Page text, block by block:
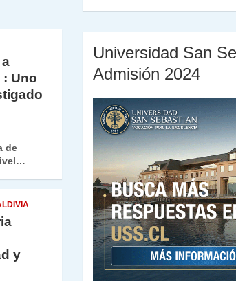
Uno
de
y
Universidad San
Admisión 2024